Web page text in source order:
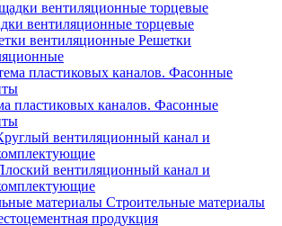
вентиляционные торцевые
Решетки
пластиковых каналов. Фасонные
вентиляционный канал и
вентиляционный канал и
Строительные материалы